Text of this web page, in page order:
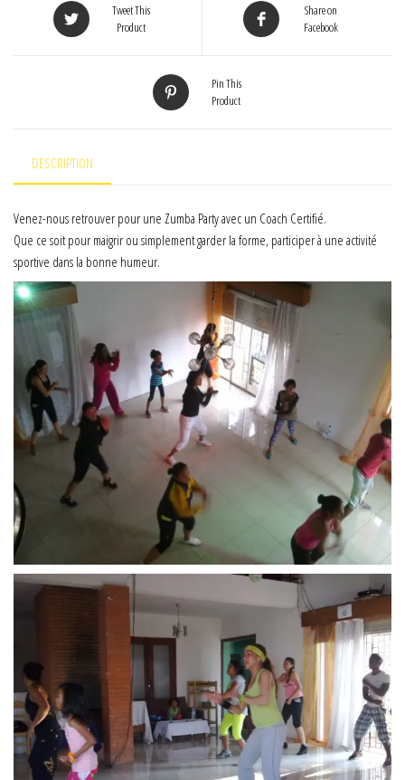
Tweet This
Product
Share on
Facebook
Pin This
Product
DESCRIPTION
Venez-nous retrouver pour une Zumba Party avec un Coach Certifié.
Que ce soit pour maigrir ou simplement garder la forme, participer à une activité
sportive dans la bonne humeur.